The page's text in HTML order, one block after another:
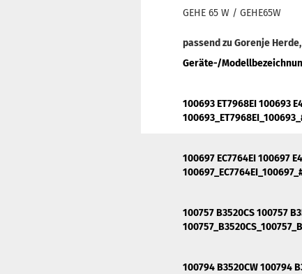
GEHE 65 W / GEHE65W
passend zu Gorenje Herde,
Geräte-/
100693 ET7968EI 100693
100697 EC7764EI 100697
100757 B3520CS 100757
100794 B3520CW 100794